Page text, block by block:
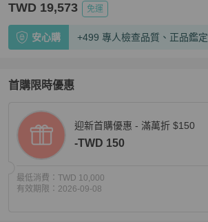
TWD 19,573 免運
安心購 +499 專人檢查品質、正品鑑定
首購限時優惠
迎新首購優惠 - 滿萬折 $150
-TWD 150
最低消費： TWD 10,000
有效期限： 2026-09-08